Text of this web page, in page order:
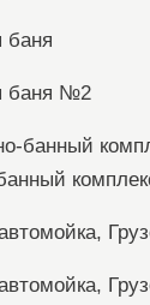
баня
баня №2
банный